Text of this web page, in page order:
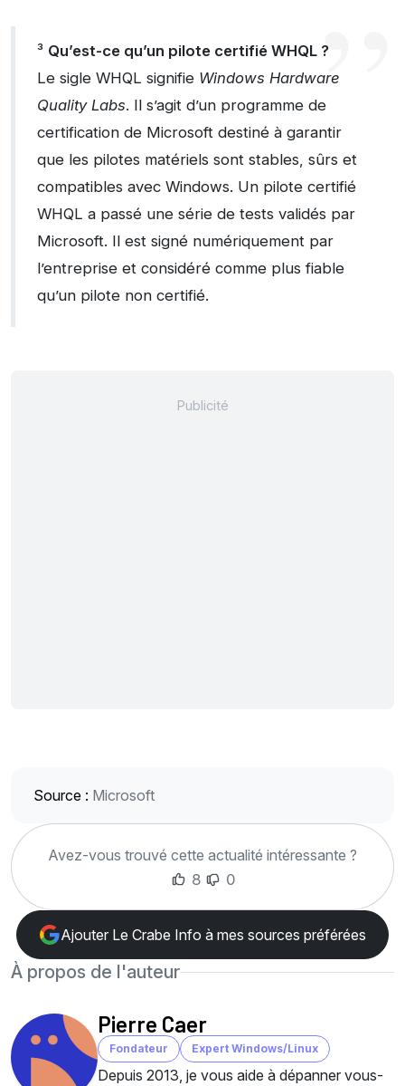
³ Qu’est-ce qu’un pilote certifié WHQL ?
Le sigle WHQL signifie Windows Hardware
Quality Labs. Il s’agit d’un programme de
certification de Microsoft destiné à garantir
que les pilotes matériels sont stables, sûrs et
compatibles avec Windows. Un pilote certifié
WHQL a passé une série de tests validés par
Microsoft. Il est signé numériquement par
l’entreprise et considéré comme plus fiable
qu’un pilote non certifié.
Source : Microsoft
Avez-vous trouvé cette actualité intéressante ?
8
0
Ajouter Le Crabe Info à mes sources préférées
À propos de l'auteur
Pierre Caer
Fondateur Expert Windows/Linux
Depuis 2013, je vous aide à dépanner vous-